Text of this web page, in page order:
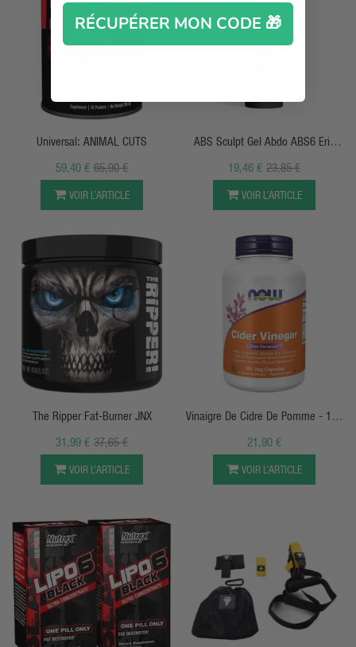
APERÇU RAPIDE
Universal: ANIMAL CUTS
65,90 €
59,40 €
VOIR L’ARTICLE
APERÇU RAPIDE
ABS Sculpt Gel Abdo ABS6 Eric
Favre23,85 €
19,46 €
VOIR L’ARTICLE
APERÇU RAPIDE
The Ripper Fat-Burner JNX
37,65 €
31,99 €
VOIR L’ARTICLE
APERÇU RAPIDE
Vinaigre De Cidre De Pomme - 180
Capsules - Nowfoods
21,90 €
VOIR L’ARTICLE
RÉCUPÉRER MON CODE 🎁